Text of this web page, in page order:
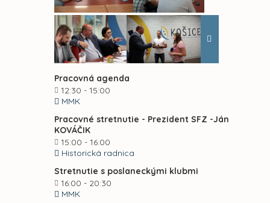
Pracovná agenda
12:30 - 15:00
MMK
Pracovné stretnutie - Prezident SFZ -Ján
KOVÁČIK
15:00 - 16:00
Historická radnica
Stretnutie s poslaneckými klubmi
16:00 - 20:30
MMK